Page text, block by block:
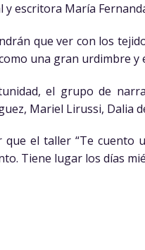
y escritora María
que ver con los
una gran urdimbre
el grupo de
Mariel Lirussi, Dalia
que el taller “Te cuento
Tiene lugar los días